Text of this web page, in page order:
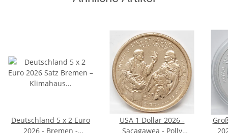
Deutschland 5 x 2 Euro
2026 - Bremen -
USA 1 Dollar 2026 -
Sacagawea - Polly